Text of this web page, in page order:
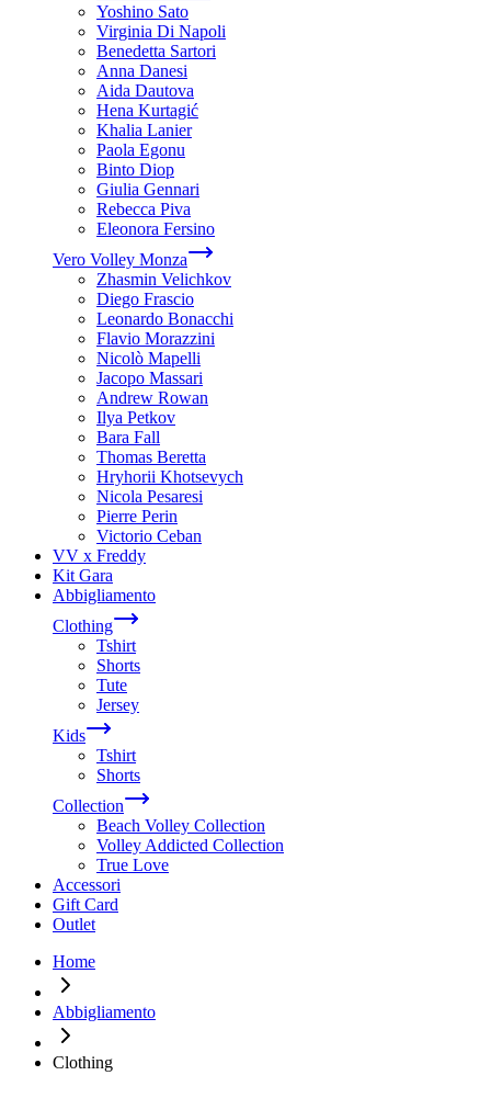
Yoshino Sato
Virginia Di Napoli
Benedetta Sartori
Anna Danesi
Aida Dautova
Hena Kurtagić
Khalia Lanier
Paola Egonu
Binto Diop
Giulia Gennari
Rebecca Piva
Eleonora Fersino
Vero Volley Monza
Zhasmin Velichkov
Diego Frascio
Leonardo Bonacchi
Flavio Morazzini
Nicolò Mapelli
Jacopo Massari
Andrew Rowan
Ilya Petkov
Bara Fall
Thomas Beretta
Hryhorii Khotsevych
Nicola Pesaresi
Pierre Perin
Victorio Ceban
VV x Freddy
Kit Gara
Abbigliamento
Clothing
Tshirt
Shorts
Tute
Jersey
Kids
Tshirt
Shorts
Collection
Beach Volley Collection
Volley Addicted Collection
True Love
Accessori
Gift Card
Outlet
Home
Abbigliamento
Clothing